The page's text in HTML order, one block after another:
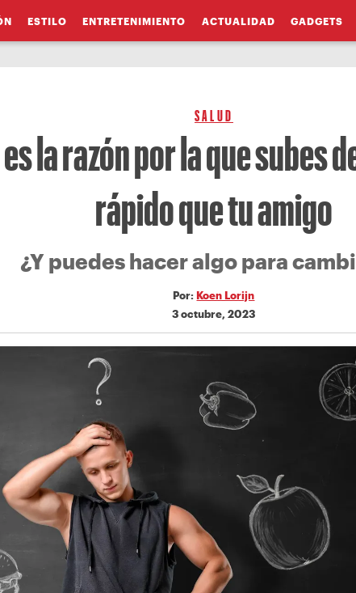
ESTILO ENTRETENIMIENTO ACTUALIDAD GADGETS
SALUD
la razón por la que subes
rápido que tu amigo
¿Y puedes hacer algo para
Por:Koen Lorijn
3 octubre, 2023